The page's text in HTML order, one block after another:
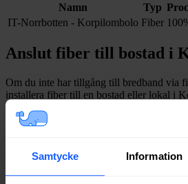
Samtycke Information
Namn Typ
IT-Norrbotten - Korpilombolo Fiber
Anslut fiber till bostad i
Om du inte har tillgång till bredband via
installera fiber till en bostad eller lokal i
kontakta något av stadsnäten i tabellen
I vissa fall kan du behöva kontakta en
Bredband via kabel-TV i